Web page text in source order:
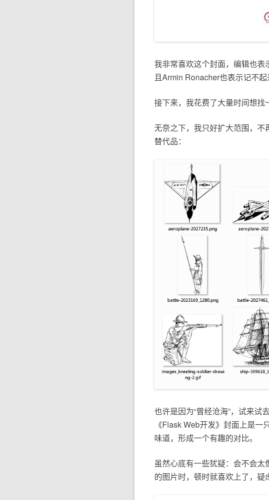
我非常喜欢这个封面，编辑也
且Armin Ronacher也表示记不起
接下来，我花费了大量时间想找
无奈之下，我只好扩大范围，
替代品：
也许是因为“曾经沧海”，试来
《Flask Web开发》封面上是
味道，形成一个有趣的对比。
虽然心底有一些犹疑：会不会太
的图片时，顿时就喜欢上了，疑